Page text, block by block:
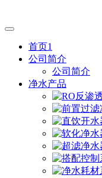
首页1
公司简介
公司简介
净水产品